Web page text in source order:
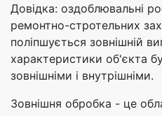
Довідка: оздоблювальні
ремонтно-стротельних
поліпшується зовнішній
характеристики об'єкта
зовнішніми і внутрішніми.
Зовнішня обробка - це